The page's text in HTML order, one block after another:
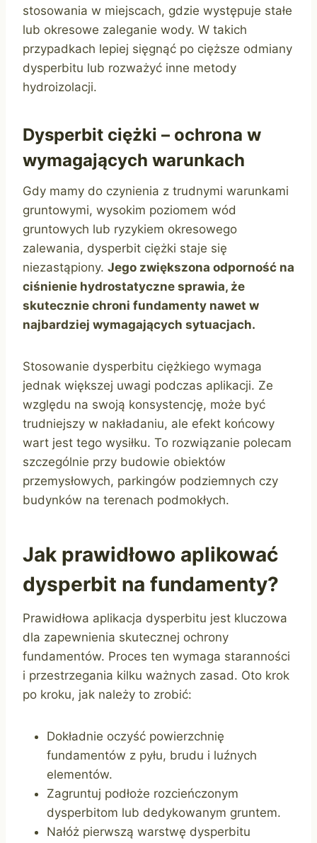
stosowania w miejscach, gdzie występuje stałe
lub okresowe zaleganie wody. W takich
przypadkach lepiej sięgnąć po cięższe odmiany
dysperbitu lub rozważyć inne metody
hydroizolacji.
Dysperbit ciężki – ochrona w
wymagających warunkach
Gdy mamy do czynienia z trudnymi warunkami
gruntowymi, wysokim poziomem wód
gruntowych lub ryzykiem okresowego
zalewania, dysperbit ciężki staje się
niezastąpiony. Jego zwiększona odporność na
ciśnienie hydrostatyczne sprawia, że
skutecznie chroni fundamenty nawet w
najbardziej wymagających sytuacjach.
Stosowanie dysperbitu ciężkiego wymaga
jednak większej uwagi podczas aplikacji. Ze
względu na swoją konsystencję, może być
trudniejszy w nakładaniu, ale efekt końcowy
wart jest tego wysiłku. To rozwiązanie polecam
szczególnie przy budowie obiektów
przemysłowych, parkingów podziemnych czy
budynków na terenach podmokłych.
Jak prawidłowo aplikować
dysperbit na fundamenty?
Prawidłowa aplikacja dysperbitu jest kluczowa
dla zapewnienia skutecznej ochrony
fundamentów. Proces ten wymaga staranności
i przestrzegania kilku ważnych zasad. Oto krok
po kroku, jak należy to zrobić:
Dokładnie oczyść powierzchnię
fundamentów z pyłu, brudu i luźnych
elementów.
Zagruntuj podłoże rozcieńczonym
dysperbitom lub dedykowanym gruntem.
Nałóż pierwszą warstwę dysperbitu